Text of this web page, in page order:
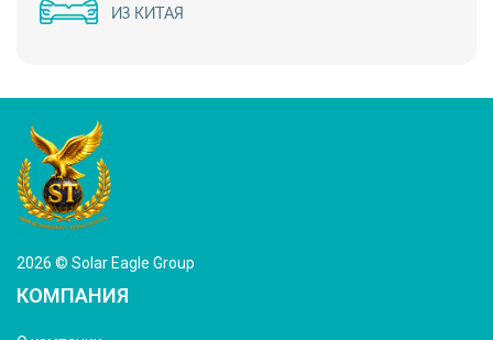
ИЗ КИТАЯ
2026 © Solar Eagle Group
КОМПАНИЯ